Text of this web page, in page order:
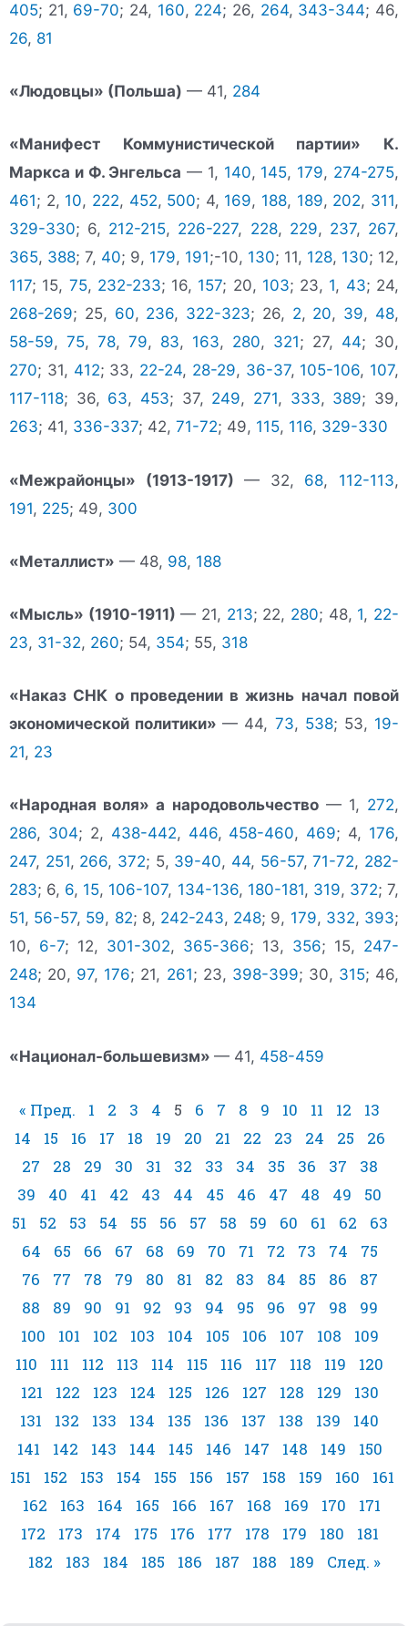
405; 21, 69-70; 24, 160, 224; 26, 264, 343-344; 46,
26, 81
«Людовцы» (Польша) — 41, 284
«Манифест Коммунистической партии» К.
Маркса и Ф. Энгельса — 1, 140, 145, 179, 274-275,
461; 2, 10, 222, 452, 500; 4, 169, 188, 189, 202, 311,
329-330; 6, 212-215, 226-227, 228, 229, 237, 267,
365, 388; 7, 40; 9, 179, 191;-10, 130; 11, 128, 130; 12,
117; 15, 75, 232-233; 16, 157; 20, 103; 23, 1, 43; 24,
268-269; 25, 60, 236, 322-323; 26, 2, 20, 39, 48,
58-59, 75, 78, 79, 83, 163, 280, 321; 27, 44; 30,
270; 31, 412; 33, 22-24, 28-29, 36-37, 105-106, 107,
117-118; 36, 63, 453; 37, 249, 271, 333, 389; 39,
263; 41, 336-337; 42, 71-72; 49, 115, 116, 329-330
«Межрайонцы» (1913-1917) — 32, 68, 112-113,
191, 225; 49, 300
«Металлист» — 48, 98, 188
«Мысль» (1910-1911) — 21, 213; 22, 280; 48, 1, 22-
23, 31-32, 260; 54, 354; 55, 318
«Наказ СНК о проведении в жизнь начал повой
экономической политики»— 44, 73, 538; 53, 19-
21, 23
«Народная воля» а народовольчество— 1, 272,
286, 304; 2, 438-442, 446, 458-460, 469; 4, 176,
247, 251, 266, 372; 5, 39-40, 44, 56-57,71-72, 282-
283; 6, 6, 15, 106-107, 134-136, 180-181, 319, 372; 7,
51, 56-57, 59, 82; 8, 242-243, 248; 9, 179, 332, 393;
10, 6-7; 12, 301-302, 365-366; 13, 356; 15, 247-
248; 20, 97, 176; 21, 261; 23, 398-399; 30, 315; 46,
134
«Национал-большевизм» — 41, 458-459
« Пред. 1 2 3 4 5 6 7 8 9 10 11 12
13
14
15 16 17 18 19 20 21 22 23 24 25
26
27
28 29 30 31 32 33 34 35 36 37
38
39
40 41 42 43 44 45 46 47 48 49
50
51
52 53 54 55 56 57 58 59 60 61 62
63
64
65 66 67 68 69 70 71 72 73 74
75
76
77 78 79 80 81 82 83 84 85 86
87
88
89 90 91 92 93 94 95 96 97 98
99
100
101 102 103 104 105 106 107 108
109
110
111 112 113 114 115 116 117 118 119
120
121
122 123 124 125 126 127 128 129
130
131
132 133 134 135 136 137 138 139
140
141
142 143 144 145 146 147 148 149
150
151
152 153 154 155 156 157 158 159 160
161
162
163 164 165 166 167 168 169 170
171
172
173 174 175 176 177 178 179 180
181
182
183 184 185 186 187 188 189 След. »